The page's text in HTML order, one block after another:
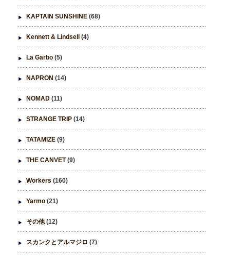
KAPTAIN SUNSHINE (68)
Kennett & Lindsell (4)
La Garbo (5)
NAPRON (14)
NOMAD (11)
STRANGE TRIP (14)
TATAMIZE (9)
THE CANVET(9)
Workers (160)
Yarmo (21)
その他(12)
スカンクとアルマジロ (7)